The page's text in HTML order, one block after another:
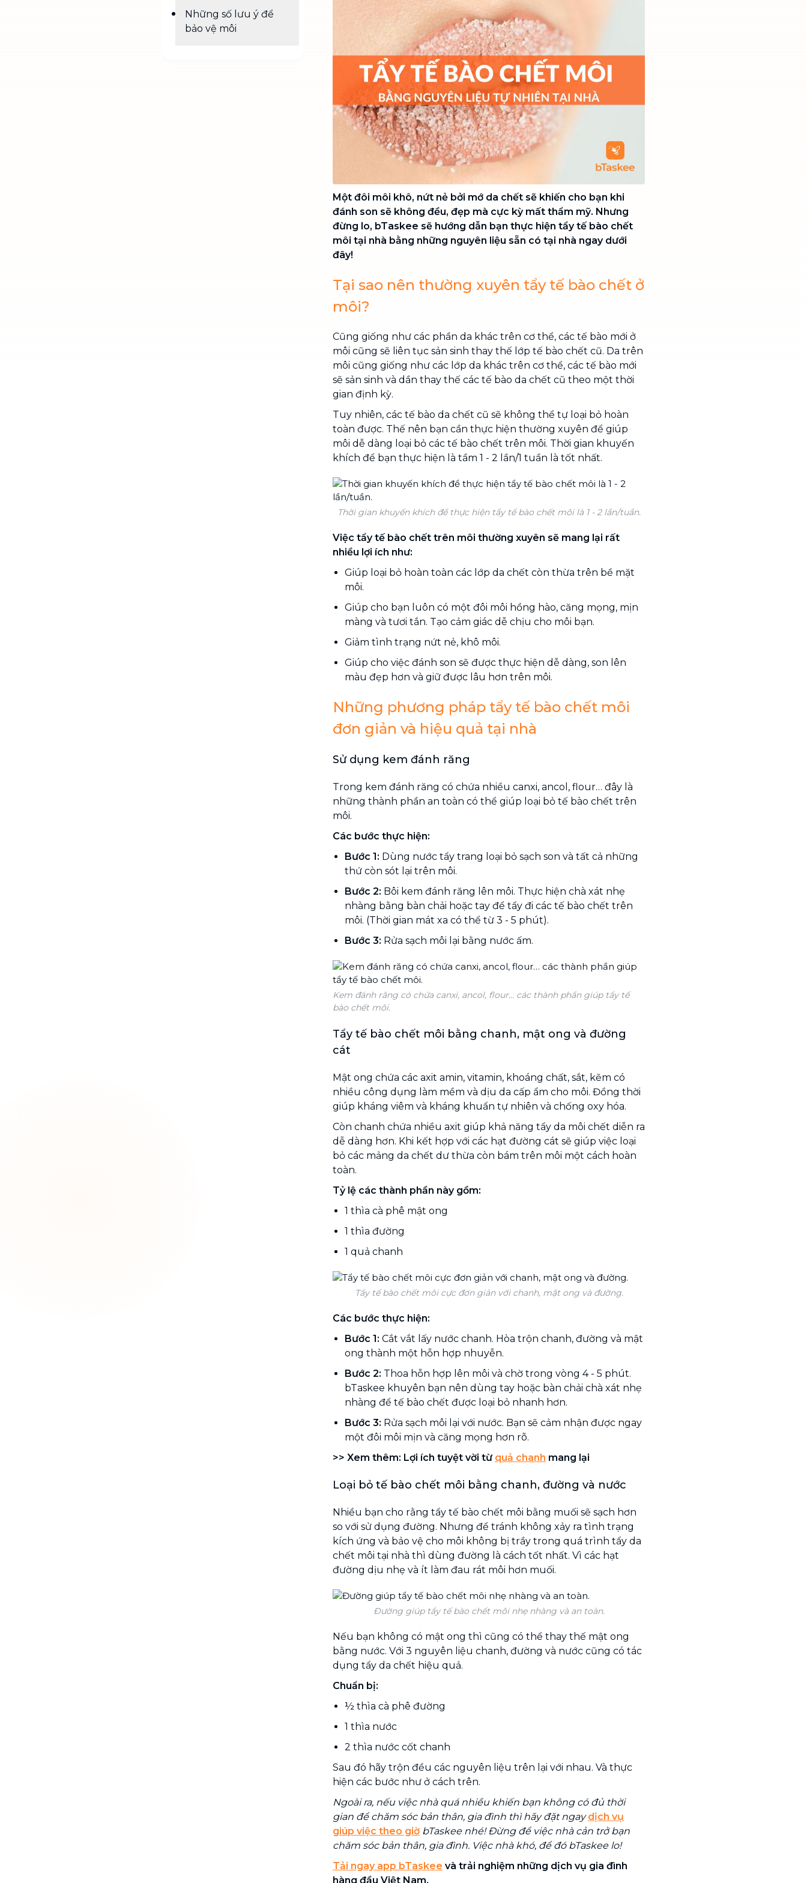
Chuyển nhà trọn gói, không lo dọn
dẹp nơi đi nơi đến
Vệ sinh công nghiệp NEW
Vệ sinh chuyên nghiệp cho văn
phòng, nhà xưởng, công trình lớn
Những số lưu ý để
bảo vệ môi
Một đôi môi khô, nứt nẻ bởi mớ da chết sẽ khiến cho bạn khi
đánh son sẽ không đều, đẹp mà cực kỳ mất thẩm mỹ. Nhưng
đừng lo, bTaskee sẽ hướng dẫn bạn thực hiện tẩy tế bào chết
môi tại nhà bằng những nguyên liệu sẵn có tại nhà ngay dưới
đây!
Tại sao nên thường xuyên tẩy tế bào chết ở
môi?
Cũng giống như các phần da khác trên cơ thể, các tế bào mới ở
môi cũng sẽ liên tục sản sinh thay thế lớp tế bào chết cũ. Da trên
môi cũng giống như các lớp da khác trên cơ thể, các tế bào mới
sẽ sản sinh và dần thay thế các tế bào da chết cũ theo một thời
gian định kỳ.
Tuy nhiên, các tế bào da chết cũ sẽ không thể tự loại bỏ hoàn
toàn được. Thế nên bạn cần thực hiện thường xuyên để giúp
môi dễ dàng loại bỏ các tế bào chết trên môi. Thời gian khuyến
khích để bạn thực hiện là tầm 1 - 2 lần/1 tuần là tốt nhất.
Thời gian khuyến khích để thực hiện tẩy tế bào chết môi là 1 - 2 lần/tuần.
Việc tẩy tế bào chết trên môi thường xuyên sẽ mang lại rất
nhiều lợi ích như:
Giúp loại bỏ hoàn toàn các lớp da chết còn thừa trên bề mặt
môi.
Giúp cho bạn luôn có một đôi môi hồng hào, căng mọng, mịn
màng và tươi tắn. Tạo cảm giác dễ chịu cho môi bạn.
Giảm tình trạng nứt nẻ, khô môi.
Giúp cho việc đánh son sẽ được thực hiện dễ dàng, son lên
màu đẹp hơn và giữ được lâu hơn trên môi.
Những phương pháp tẩy tế bào chết môi
đơn giản và hiệu quả tại nhà
Sử dụng kem đánh răng
Trong kem đánh răng có chứa nhiều canxi, ancol, flour… đây là
những thành phần an toàn có thể giúp loại bỏ tế bào chết trên
môi.
Các bước thực hiện:
Bước 1: Dùng nước tẩy trang loại bỏ sạch son và tất cả những
thứ còn sót lại trên môi.
Bước 2: Bôi kem đánh răng lên môi. Thực hiện chà xát nhẹ
nhàng bằng bàn chải hoặc tay để tẩy đi các tế bào chết trên
môi. (Thời gian mát xa có thể từ 3 - 5 phút).
Bước 3: Rửa sạch môi lại bằng nước ấm.
Kem đánh răng có chứa canxi, ancol, flour… các thành phần giúp tẩy tế
bào chết môi.
Tẩy tế bào chết môi bằng chanh, mật ong và đường
cát
Mật ong chứa các axit amin, vitamin, khoáng chất, sắt, kẽm có
nhiều công dụng làm mềm và dịu da cấp ẩm cho môi. Đồng thời
giúp kháng viêm và kháng khuẩn tự nhiên và chống oxy hóa.
Còn chanh chứa nhiều axit giúp khả năng tẩy da môi chết diễn ra
dễ dàng hơn. Khi kết hợp với các hạt đường cát sẽ giúp việc loại
bỏ các mảng da chết dư thừa còn bám trên môi một cách hoàn
toàn.
Tỷ lệ các thành phần này gồm:
1 thìa cà phê mật ong
1 thìa đường
1 quả chanh
Tẩy tế bào chết môi cực đơn giản với chanh, mật ong và đường.
Các bước thực hiện:
Bước 1: Cắt vắt lấy nước chanh. Hòa trộn chanh, đường và mật
ong thành một hỗn hợp nhuyễn.
Bước 2: Thoa hỗn hợp lên môi và chờ trong vòng 4 - 5 phút.
bTaskee khuyên bạn nên dùng tay hoặc bàn chải chà xát nhẹ
nhàng để tế bào chết được loại bỏ nhanh hơn.
Bước 3: Rửa sạch môi lại với nước. Bạn sẽ cảm nhận được ngay
một đôi môi mịn và căng mọng hơn rõ.
>> Xem thêm: Lợi ích tuyệt vời từ quả chanh mang lại
Loại bỏ tế bào chết môi bằng chanh, đường và nước
Nhiều bạn cho rằng tẩy tế bào chết môi bằng muối sẽ sạch hơn
so với sử dụng đường. Nhưng để tránh không xảy ra tình trạng
kích ứng và bảo vệ cho môi không bị trầy trong quá trình tẩy da
chết môi tại nhà thì dùng đường là cách tốt nhất. Vì các hạt
đường dịu nhẹ và ít làm đau rát môi hơn muối.
Đường giúp tẩy tế bào chết môi nhẹ nhàng và an toàn.
Nếu bạn không có mật ong thì cũng có thể thay thế mật ong
bằng nước. Với 3 nguyên liệu chanh, đường và nước cũng có tác
dụng tẩy da chết hiệu quả.
Chuẩn bị:
½ thìa cà phê đường
1 thìa nước
2 thìa nước cốt chanh
Sau đó hãy trộn đều các nguyên liệu trên lại với nhau. Và thực
hiện các bước như ở cách trên.
Ngoài ra, nếu việc nhà quá nhiều khiến bạn không có đủ thời
gian để chăm sóc bản thân, gia đình thì hãy đặt ngaydịch vụ
giúp việc theo giờ bTaskee nhé! Đừng để việc nhà cản trở bạn
chăm sóc bản thân, gia đình. Việc nhà khó, để đó bTaskee lo!
Tải ngay app bTaskee và trải nghiệm những dịch vụ gia đình
hàng đầu Việt Nam.